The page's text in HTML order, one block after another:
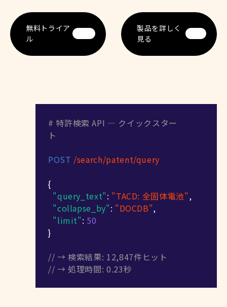
無料トライア
ル
製品を詳しく
見る
# 特許検索 API — クイックスター
ト
POST /search/patent/query
{
"query_text": "TACD: 全固体電池",
"collapse_by": "DOCDB",
"limit": 50
}
// → 検索結果: 12,847件ヒット
// → 処理時間: 0.23秒